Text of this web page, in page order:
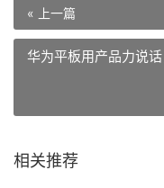
« 上一篇
华为平板用产品力说
相关推荐